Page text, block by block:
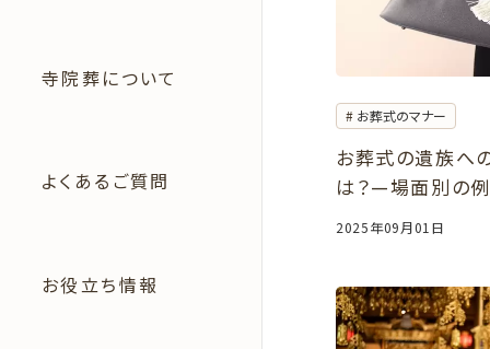
寺院葬について
よくあるご質問
お役立ち情報
お葬式のマナー
お葬式の遺族へ
は？—場面別の
2025年09月01日